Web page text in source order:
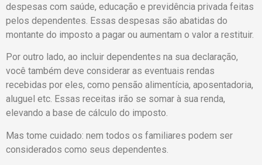
despesas com saúde, educação e previdência privada feitas
pelos dependentes. Essas despesas são abatidas do
montante do imposto a pagar ou aumentam o valor a restituir.
Por outro lado, ao incluir dependentes na sua declaração,
você também deve considerar as eventuais rendas
recebidas por eles, como pensão alimentícia, aposentadoria,
aluguel etc. Essas receitas irão se somar à sua renda,
elevando a base de cálculo do imposto.
Mas tome cuidado: nem todos os familiares podem ser
considerados como seus dependentes.